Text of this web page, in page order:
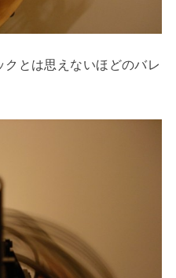
とは思えないほどのバレ